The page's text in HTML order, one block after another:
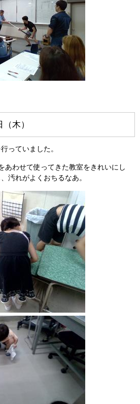
木）
っていました。
わせて使ってきた教室をきれいにし
汚れがよくおちるなあ。